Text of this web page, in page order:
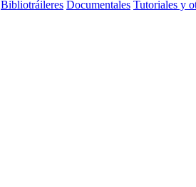
Bibliotráileres Documentales Tutoriales y